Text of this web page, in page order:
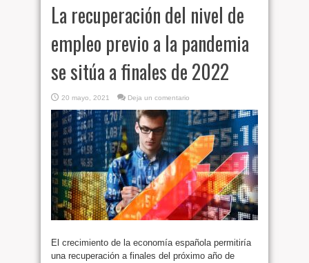
La recuperación del nivel de
empleo previo a la pandemia
se sitúa a finales de 2022
20 mayo, 2021 Deja un comentario
El crecimiento de la economía española permitiría
una recuperación a finales del próximo año de